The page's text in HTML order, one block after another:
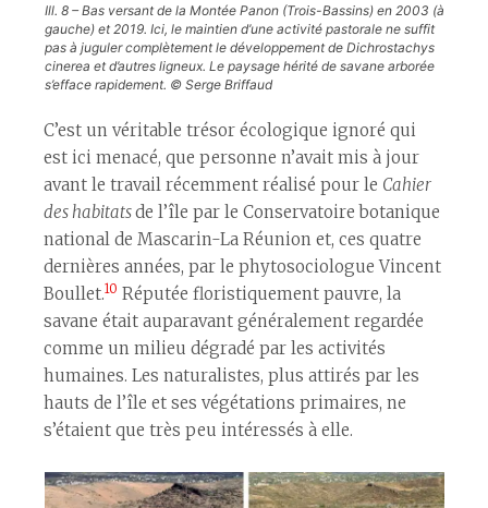
Ill. 8 – Bas versant de la Montée Panon (Trois-Bassins) en 2003 (à
gauche) et 2019. Ici, le maintien d’une activité pastorale ne suffit
pas à juguler complètement le développement de Dichrostachys
cinerea et d’autres ligneux. Le paysage hérité de savane arborée
s’efface rapidement. © Serge Briffaud
C’est un véritable trésor écologique ignoré qui
est ici menacé, que personne n’avait mis à jour
avant le travail récemment réalisé pour le Cahier
des habitatsde l’île par le Conservatoire botanique
national de Mascarin-La Réunion et, ces quatre
dernières années, par le phytosociologue Vincent
Boullet.10 Réputée floristiquement pauvre, la
savane était auparavant généralement regardée
comme un milieu dégradé par les activités
humaines. Les naturalistes, plus attirés par les
hauts de l’île et ses végétations primaires, ne
s’étaient que très peu intéressés à elle.